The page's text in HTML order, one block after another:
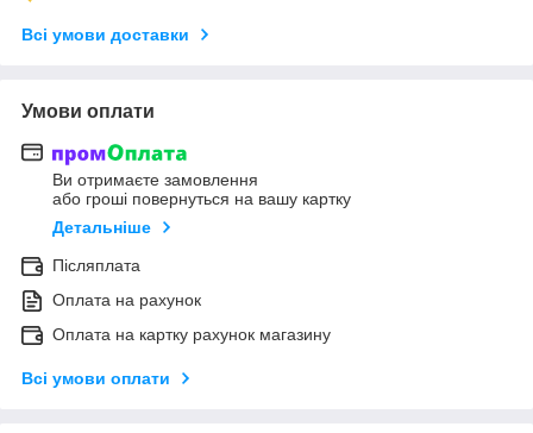
Всі умови доставки
Умови оплати
Ви отримаєте замовлення
або гроші повернуться на вашу картку
Детальніше
Післяплата
Оплата на рахунок
Оплата на картку рахунок магазину
Всі умови оплати